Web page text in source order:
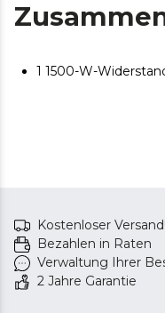
1 1500-W-
Kostenloser Versand!
Bezahlen in Raten
Verwaltung Ihrer
2 Jahre Garantie